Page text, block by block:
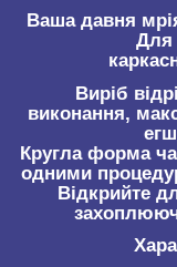
Ваша давня
Для
Виріб
виконання,
Кругла форма
одними
Відкрийте